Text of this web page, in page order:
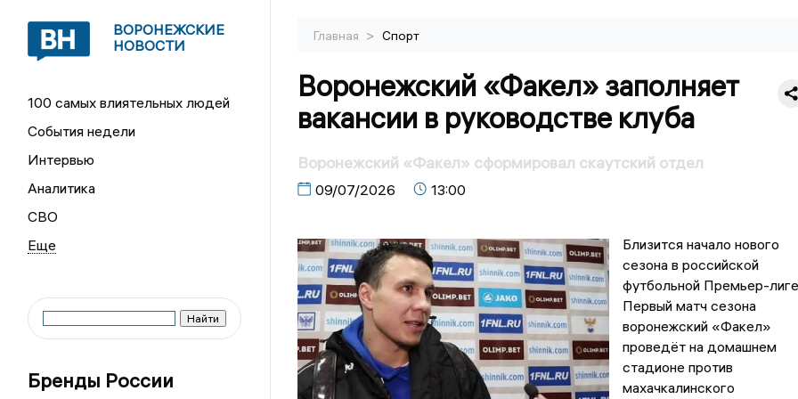
ВОРОНЕЖСКИЕ
НОВОСТИ
100 самых влиятельных людей
События недели
Интервью
Аналитика
СВО
Бренды России
Главная > Спорт
Воронежский «Факел» заполняет
вакансии в руководстве клуба
Воронежский «Факел» сформировал скаутский отдел
09/07/2026 13:00
Близится начало нового
сезона в российской
футбольной Премьер-
Первый матч сезона
воронежский «Факел»
проведёт на домашнем
стадионе против
махачкалинского